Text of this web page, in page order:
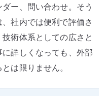
ー、問い合わせ。そう
社内では便利で評価さ
術体系としての広さと
詳しくなっても、外部
は限りません。